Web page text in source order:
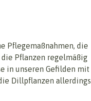
Pflegemaßnahmen, die
die Pflanzen regelmäßig
in unseren Gefilden mit
Dillpflanzen allerdings